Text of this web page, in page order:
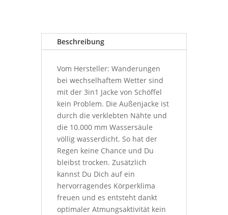
Beschreibung
Vom Hersteller: Wanderungen
bei wechselhaftem Wetter sind
mit der 3in1 Jacke von Schöffel
kein Problem. Die Außenjacke ist
durch die verklebten Nähte und
die 10.000 mm Wassersäule
völlig wasserdicht. So hat der
Regen keine Chance und Du
bleibst trocken. Zusätzlich
kannst Du Dich auf ein
hervorragendes Körperklima
freuen und es entsteht dankt
optimaler Atmungsaktivität kein